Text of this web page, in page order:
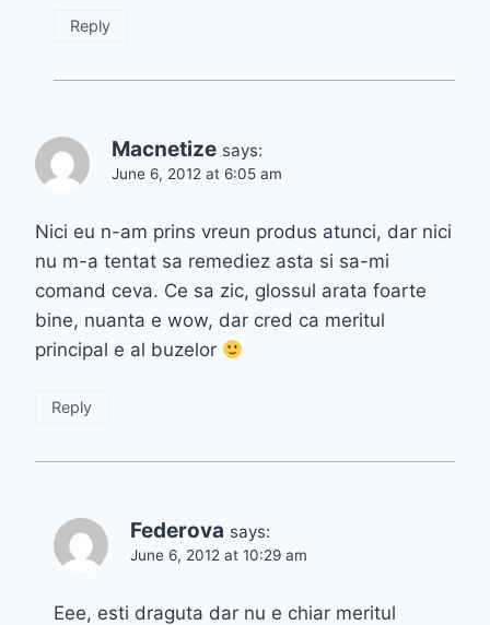
Reply
Macnetize says:
June 6, 2012 at 6:05 am
Nici eu n-am prins vreun produs atunci, dar nici
nu m-a tentat sa remediez asta si sa-mi
comand ceva. Ce sa zic, glossul arata foarte
bine, nuanta e wow, dar cred ca meritul
principal e al buzelor
Reply
Federova says:
June 6, 2012 at 10:29 am
Eee, esti draguta dar nu e chiar meritul